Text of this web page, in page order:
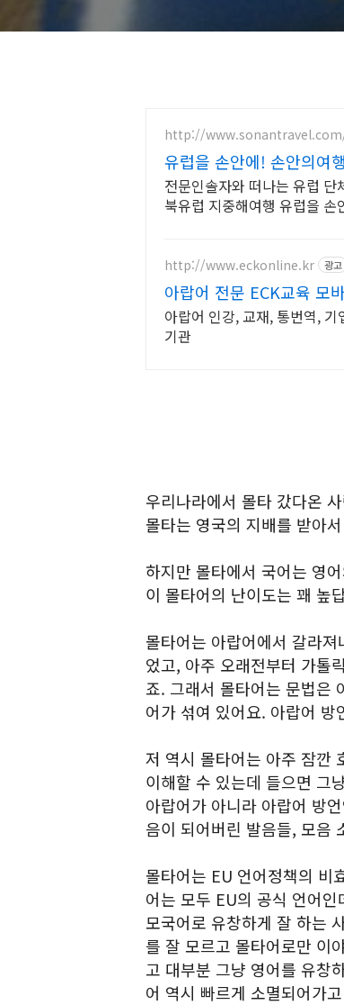
http://
유럽을 손안에! 손안의여행
전문인솔자와 떠나는 유럽
북유럽 지중해여행 유럽을
http://www.eckonline.kr 광고
아랍어 전문 ECK교육 모
아랍어 인강, 교재, 통번역,
기관
우리나라에서 몰타 갔다온
몰타는 영국의 지배를 받아
하지만 몰타에서 국어는 영
이 몰타어의 난이도는 꽤 높
몰타어는 아랍어에서 갈라
었고, 아주 오래전부터 가톨
죠. 그래서 몰타어는 문법은
어가 섞여 있어요. 아랍어
저 역시 몰타어는 아주 잠깐
이해할 수 있는데 들으면 그
아랍어가 아니라 아랍어 방
음이 되어버린 발음들, 모음
몰타어는 EU 언어정책의 비
어는 모두 EU의 공식 언어
모국어로 유창하게 잘 하는
를 잘 모르고 몰타어로만 이
고 대부분 그냥 영어를 유창
어 역시 빠르게 소멸되어가